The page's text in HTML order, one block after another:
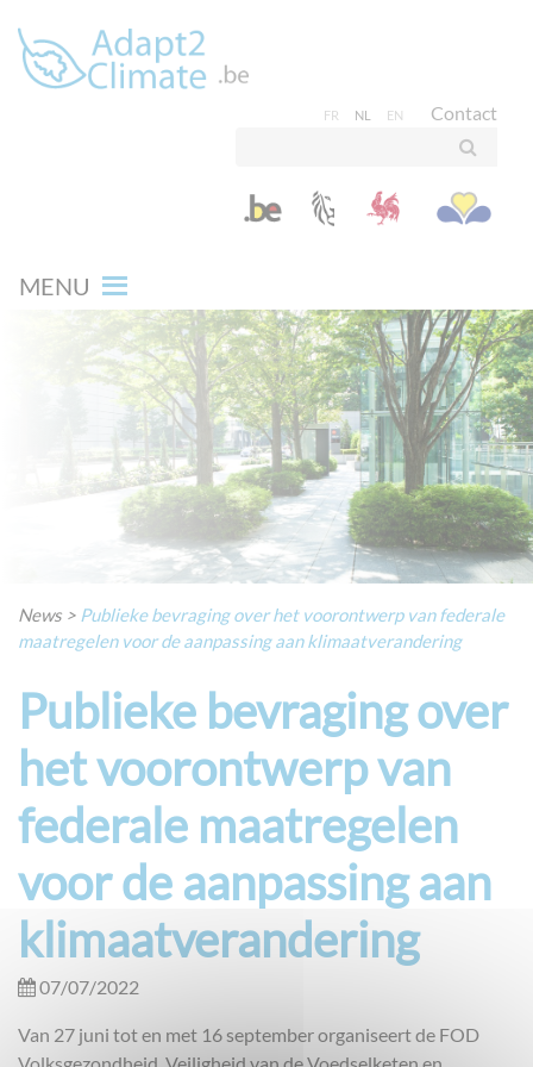
FR NL EN Contact
MENU
News > Publieke bevraging over het voorontwerp van federale
maatregelen voor de aanpassing aan klimaatverandering
Publieke bevraging over
het voorontwerp van
federale maatregelen
voor de aanpassing aan
klimaatverandering
07/07/2022
Van 27 juni tot en met 16 september organiseert de FOD